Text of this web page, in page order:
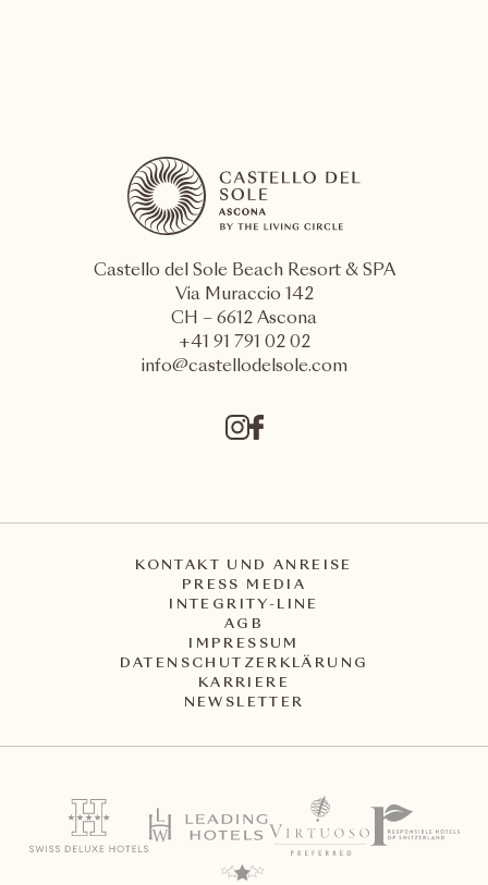
Castello del Sole Beach Resort & SPA
Via Muraccio 142
CH – 6612 Ascona
+41 91 791 02 02
info@castellodelsole.com
KONTAKT UND ANREISE
PRESS MEDIA
INTEGRITY-LINE
AGB
IMPRESSUM
DATENSCHUTZERKLÄRUNG
KARRIERE
NEWSLETTER